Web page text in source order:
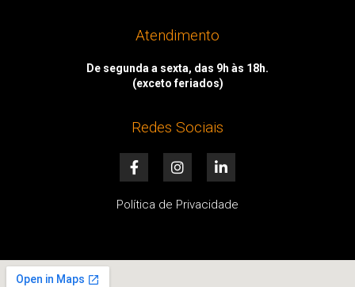
Atendimento
De segunda a sexta, das 9h às 18h.
(exceto feriados)
Redes Sociais
F
a
e
k
I
n
t
a
i
k
n
Política de Privacidade